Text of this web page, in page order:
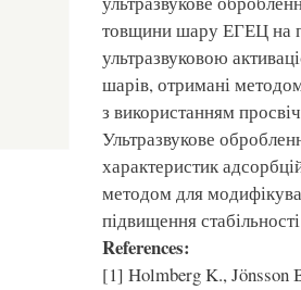
товщини шару ЕГЕЦ на
ультразвуковою
шарів, отримані
з використанням
Ультразвукове
характеристик
методом для
підвищення
References:
[1] Holmberg K., Jönsson